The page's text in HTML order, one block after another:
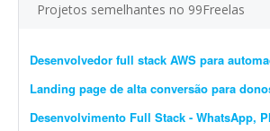
Projetos semelhantes no 99Freelas
Desenvolvedor full stack AWS para
Landing page de alta conversão para